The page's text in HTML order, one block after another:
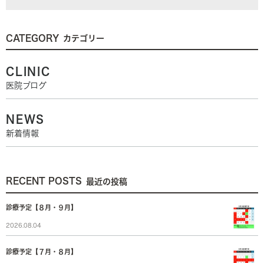
CATEGORY カテゴリー
CLINIC
医院ブログ
NEWS
新着情報
RECENT POSTS 最近の投稿
診療予定【８月・９月】
2026.08.04
診療予定【７月・８月】